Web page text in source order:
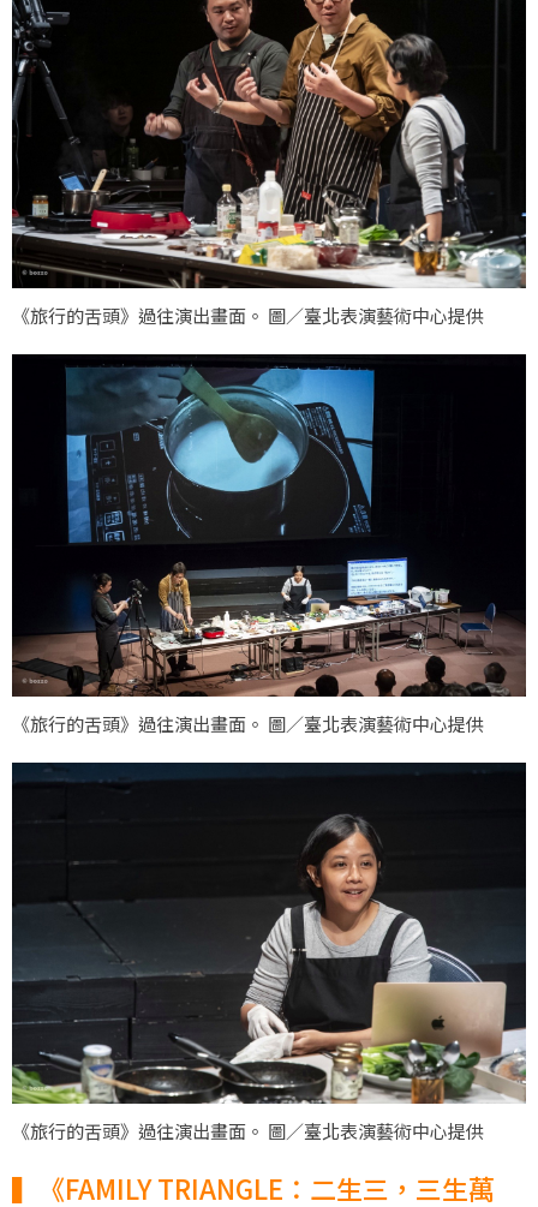
《旅行的舌頭》過往演出畫面。 圖／臺北表演藝術中心提供
《旅行的舌頭》過往演出畫面。 圖／臺北表演藝術中心提供
《旅行的舌頭》過往演出畫面。 圖／臺北表演藝術中心提供
▍《FAMILY TRIANGLE：二生三，三生萬